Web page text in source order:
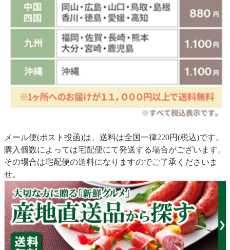
メール便(ポスト投函)は、送料は全国一律220円(税込)です。
購入個数によっては宅配便にて発送する場合がございます。
その場合は宅配便の送料になりますのでご了承くださいま
せ。